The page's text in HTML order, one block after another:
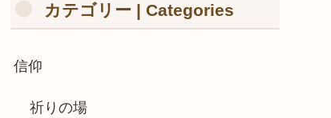
カテゴリー | Categories
信仰
祈りの場